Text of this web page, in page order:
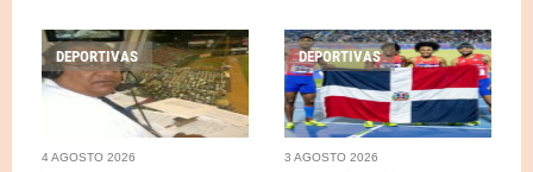
DEPORTIVAS
4 AGOSTO 2026
DEPORTIVAS
3 AGOSTO 2026